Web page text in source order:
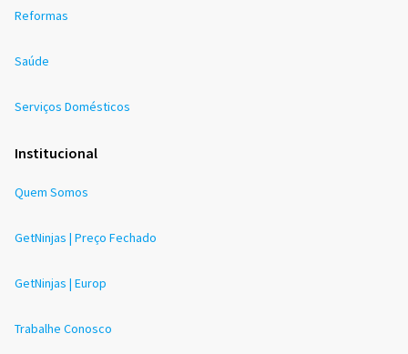
Reformas
Saúde
Serviços Domésticos
Institucional
Quem Somos
GetNinjas | Preço Fechado
GetNinjas | Europ
Trabalhe Conosco